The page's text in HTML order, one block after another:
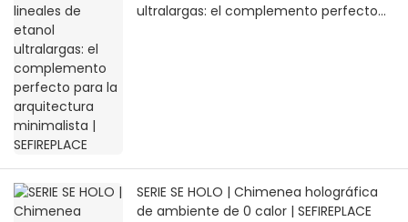
ultralargas: el complemento perfecto
SERIE SE HOLO | Chimenea holográfica
de ambiente de 0 calor | SEFIREPLACE